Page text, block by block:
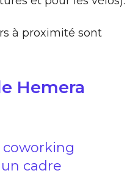
à proximité sont
Hemera
coworking
cadre